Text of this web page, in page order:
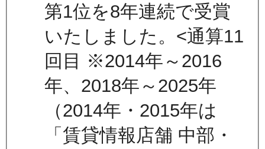
第1位を8年連続で受賞
いたしました。<通算11
回目 ※2014年～2016
年、2018年～2025年
（2014年・2015年は
「賃貸情報店舗 中部・